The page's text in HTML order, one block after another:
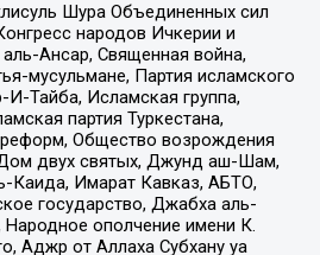
Шура Объединенных сил
народов Ичкерии и
Ансар, Священная война,
мусульмане, Партия исламского
Тайба, Исламская группа,
партия Туркестана,
Общество возрождения
двух святых, Джунд аш-Шам,
Каида, Имарат Кавказ, АБТО,
государство, Джабха аль-
ополчение имени К.
Аджр от Аллаха Субхану уа